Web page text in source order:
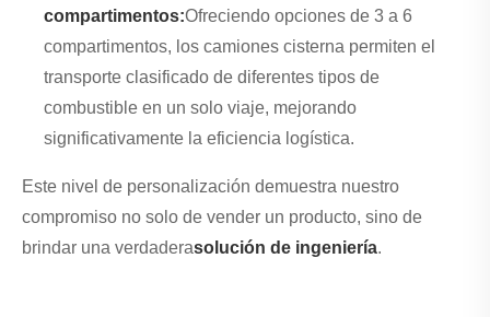
compartimentos:Ofreciendo opciones de 3 a 6
compartimentos, los camiones cisterna permiten el
transporte clasificado de diferentes tipos de
combustible en un solo viaje, mejorando
significativamente la eficiencia logística.
Este nivel de personalización demuestra nuestro
compromiso no solo de vender un producto, sino de
brindar una verdaderasolución de ingeniería.